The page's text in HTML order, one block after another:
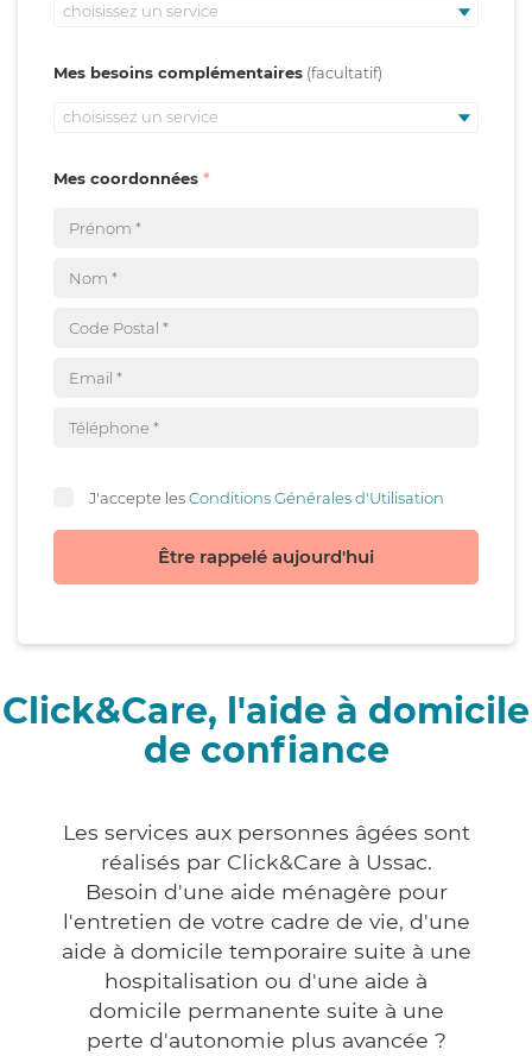
choisissez un service
Mes besoins complémentaires
choisissez un service
Mes coordonnées
J'accepte lesConditions Générales d'Utilisation
Être rappelé aujourd'hui
Click&Care, l'aide à domicile
de confiance
Les services aux personnes âgées sont
réalisés par Click&Care à Ussac.
Besoin d'une aide ménagère pour
l'entretien de votre cadre de vie, d'une
aide à domicile temporaire suite à une
hospitalisation ou d'une aide à
domicile permanente suite à une
perte d'autonomie plus avancée ?